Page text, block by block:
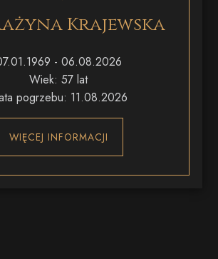
Krajewska
- 06.08.2026
Wiek: 57 lat
pogrzebu: 11.08.2026
WIĘCEJ INFORMACJI